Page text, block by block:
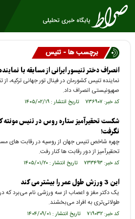
برچسب ها - تنیس
انصراف دختر تنیسور ایرانی از مسابقه با
نماینده تنیس کشورمان در فینال تور جهانی ترکیه، از
صهیونیستی انصراف داد.
کد خبر: ۷۳۶۹۰۷ تاریخ انتشار : ۱۴۰۵/۰۲/۱۹
شکست تحقیرآمیز ستاره روس در تنیس
نگرفت!
چهره شاخص تنیس جهان از روسیه در رقابت های
تحقیرآمیز از دور رقابت ها کنار رفت.
کد خبر: ۷۳۳۴۹۳ تاریخ انتشار : ۱۴۰۵/۰۱/۲۰
این 3 ورزش طول عمر را بیشتر می کند
یک دکتر مغز و اعصاب از سه ورزشی نام می‌برد که
طولانی‌تری به افراد می‌بخشند.
کد خبر: ۷۱۹۰۳۲ تاریخ انتشار : ۱۴۰۴/۰۹/۰۱